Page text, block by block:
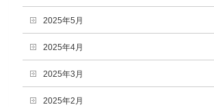
2025年5月
2025年4月
2025年3月
2025年2月